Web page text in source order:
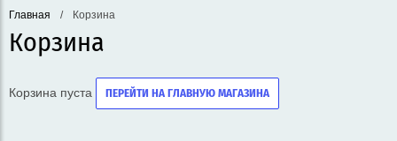
Главная / Корзина
Корзина
Корзина пуста ПЕРЕЙТИ НА ГЛАВНУЮ МАГАЗИНА